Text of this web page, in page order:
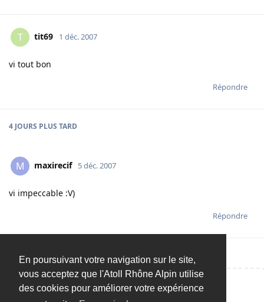
En poursuivant votre navigation sur le site,
vous acceptez que l'Atoll Rhône Alpin utilise
des cookies pour améliorer votre expérience
T tit69 1 déc. 2007
vi tout bon
Répondre
4 JOURS PLUS TARD
M maxirecif 5 déc. 2007
vi impeccable :V)
Répondre
Répondre…